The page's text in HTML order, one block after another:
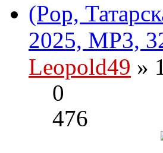
(Pop,
2025, MP3,
Leopold49 »
0
476